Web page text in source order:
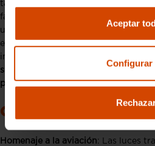
Aceptar
Configurar
tal, tiene un precio acorde a su
fabricante anunció que solo se
una con un precio estimado de
elevado precio refleja no solo el
ingeniería de alta tecnología
sino también la exclusividad y el
poseer un Bugatti.
Curiosidades del
Homenaje a la aviación: Las luces